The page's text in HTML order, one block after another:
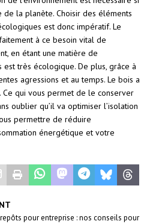
la planète. Choisir des éléments
est donc impératif. Le
à ce besoin vital de
en étant une matière de
très écologique. De plus, grâce à
agressions et au temps. Le bois a
qui vous permet de le conserver
oublier qu’il va optimiser l’isolation
permettre de réduire
énergétique et votre
pour entreprise : nos conseils pour